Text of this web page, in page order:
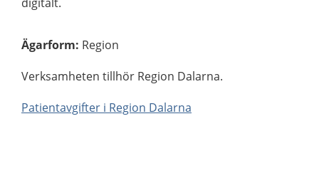
Ägarform: Region
Verksamheten tillhör Region Dalarna.
Patientavgifter i Region Dalarna